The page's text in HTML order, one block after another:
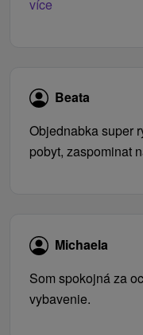
více
Beata
Objednabka super
pobyt, zaspominat
Michaela
Som spokojná za
vybavenie.